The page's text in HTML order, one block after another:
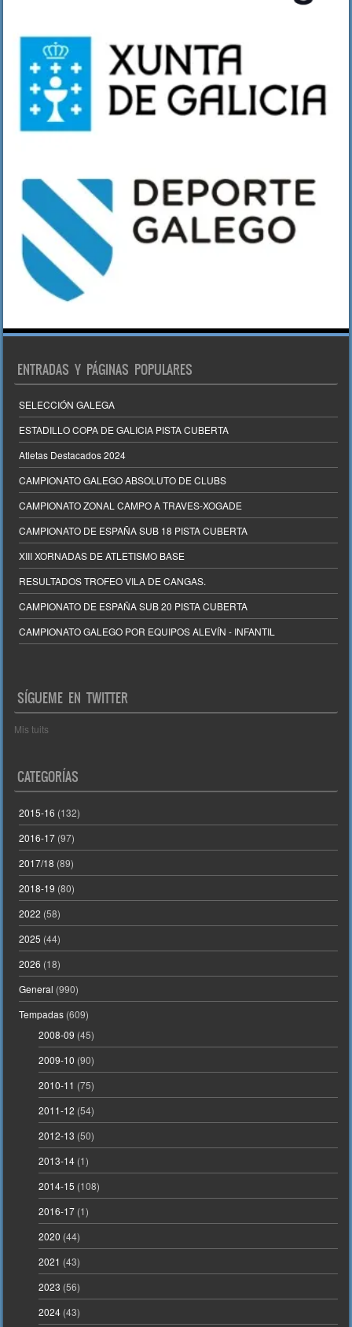
ENTRADAS Y PÁGINAS POPULARES
SELECCIÓN GALEGA
ESTADILLO COPA DE GALICIA PISTA CUBERTA
Atletas Destacados 2024
CAMPIONATO GALEGO ABSOLUTO DE CLUBS
CAMPIONATO ZONAL CAMPO A TRAVES-XOGADE
CAMPIONATO DE ESPAÑA SUB 18 PISTA CUBERTA
XIII XORNADAS DE ATLETISMO BASE
RESULTADOS TROFEO VILA DE CANGAS.
CAMPIONATO DE ESPAÑA SUB 20 PISTA CUBERTA
CAMPIONATO GALEGO POR EQUIPOS ALEVÍN - INFANTIL
SÍGUEME EN TWITTER
Mis tuits
CATEGORÍAS
2015-16 (132)
2016-17 (97)
2017/18 (89)
2018-19 (80)
2022 (58)
2025 (44)
2026 (18)
General (990)
Tempadas (609)
2008-09 (45)
2009-10 (90)
2010-11 (75)
2011-12 (54)
2012-13 (50)
2013-14(1)
2014-15 (108)
2016-17(1)
2020 (44)
2021 (43)
2023 (56)
2024(43)